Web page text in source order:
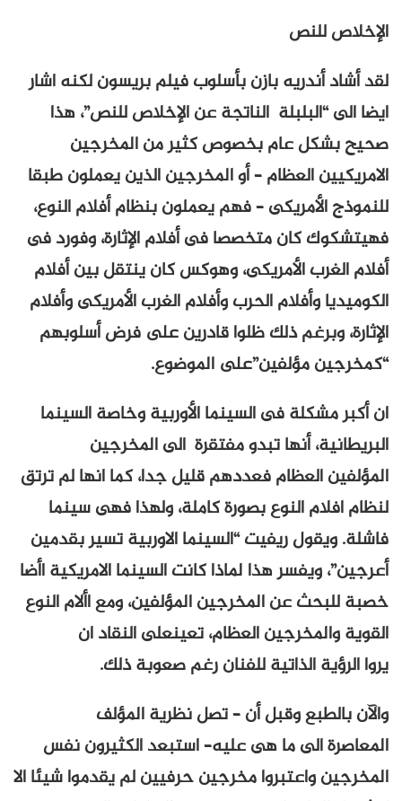
الإخلاص للنص
لقد أشاد أندريه بازن بأسلوب فيلم بريسون لكنه اشار
ايضا الى “البلبلة الناتجة عن الإخلاص للنص”، هذا
صحيح بشكل عام بخصوص كثير من المخرجين
الامريكيين العظام – أو المخرجين الذين يعملون طبقا
للنموذج الأمريكى – فهم يعملون بنظام أفلام النوع،
فهيتشكوك كان متخصصا فى أفلام الإثارة، وفورد فى
أفلام الغرب الأمريكى، وهوكس كان ينتقل بين أفلام
الكوميديا وأفلام الحرب وأفلام الغرب الأمريكى وأفلام
الإثارة، وبرغم ذلك ظلوا قادرين على فرض أسلوبهم
“كمخرجين مؤلفين”على الموضوع.
ان أكبر مشكلة فى السينما الأوربية وخاصة السينما
البريطانية، أنها تبدو مفتقرة الى المخرجين
المؤلفين العظام فعددهم قليل جدا، كما انها لم ترتق
لنظام افلام النوع بصورة كاملة، ولهذا فهى سينما
فاشلة. ويقول ريفيت “السينما الاوربية تسير بقدمين
أعرجين”، ويفسر هذا لماذا كانت السينما الامريكية اأضا
خصبة للبحث عن المخرجين المؤلفين، ومع األام النوع
القوية والمخرجين العظام، تعينعلى النقاد ان
يروا الرؤية الذاتية للفنان رغم صعوبة ذلك.
والآن بالطبع وقبل أن – تصل نظرية المؤلف
المعاصرة الى ما هى عليه– استبعد الكثيرون نفس
المخرجين واعتبروا مخرجين حرفيين لم يقدموا شيئا الا